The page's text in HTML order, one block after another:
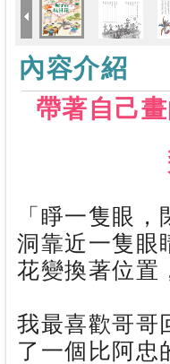
內容介紹
帶著自己
「睜一隻眼
洞靠近一隻
花變換著位置
我最喜歡哥哥
了一個比阿忠